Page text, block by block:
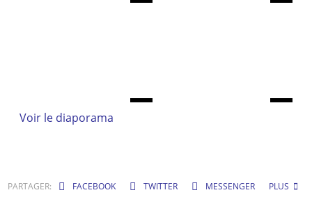
Voir le diaporama
PARTAGER: FACEBOOK TWITTER MESSENGER PLUS